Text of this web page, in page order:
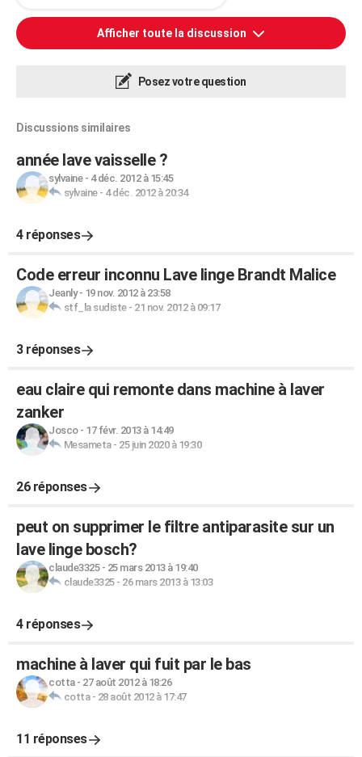
Afficher toute la discussion
Posez votre question
Discussions similaires
année lave vaisselle ?
sylvaine- 4 déc. 2012 à 15:45
sylvaine- 4 déc. 2012 à 20:34
4 réponses
Code erreur inconnu Lave linge Brandt Malice
Jeanly- 19 nov. 2012 à 23:58
stf_la sudiste- 21 nov. 2012 à 09:17
3 réponses
eau claire qui remonte dans machine à laver
zanker
Josco- 17 févr. 2013 à 14:49
Mesameta- 25 juin 2020 à 19:30
26 réponses
peut on supprimer le filtre antiparasite sur un
lave linge bosch?
claude3325- 25 mars 2013 à 19:40
claude3325- 26 mars 2013 à 13:03
4 réponses
machine à laver qui fuit par le bas
cotta- 27 août 2012 à 18:26
cotta- 28 août 2012 à 17:47
11 réponses